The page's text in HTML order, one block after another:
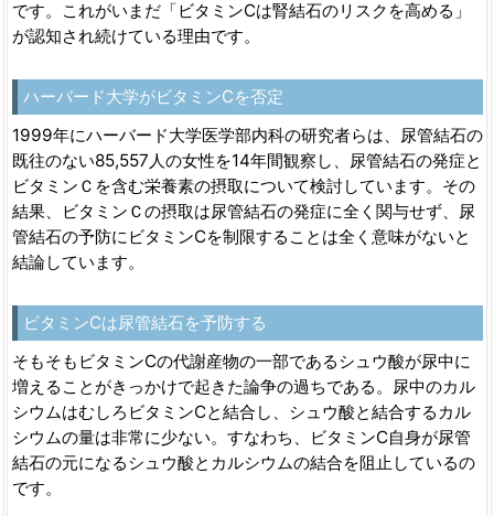
です。これがいまだ「ビタミンCは腎結石のリスクを高める」
が認知され続けている理由です。
ハーバード大学がビタミンCを否定
1999年にハーバード大学医学部内科の研究者らは、尿管結石の
既往のない85,557人の女性を14年間観察し、尿管結石の発症と
ビタミンＣを含む栄養素の摂取について検討しています。その
結果、ビタミンＣの摂取は尿管結石の発症に全く関与せず、尿
管結石の予防にビタミンCを制限することは全く意味がないと
結論しています。
ビタミンCは尿管結石を予防する
そもそもビタミンCの代謝産物の一部であるシュウ酸が尿中に
増えることがきっかけで起きた論争の過ちである。尿中のカル
シウムはむしろビタミンCと結合し、シュウ酸と結合するカル
シウムの量は非常に少ない。すなわち、ビタミンC自身が尿管
結石の元になるシュウ酸とカルシウムの結合を阻止しているの
です。